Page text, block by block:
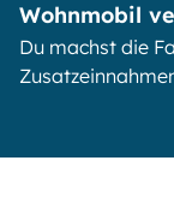
Wohnmobil
Du machst die